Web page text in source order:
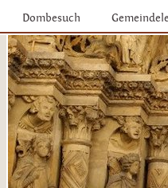
Dombesuch